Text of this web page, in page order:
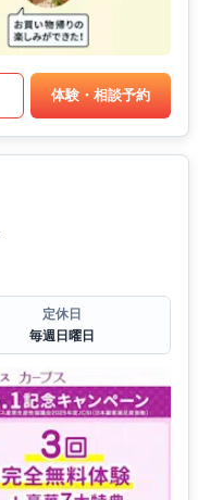
体験・相談予約
定休日
毎週日曜日